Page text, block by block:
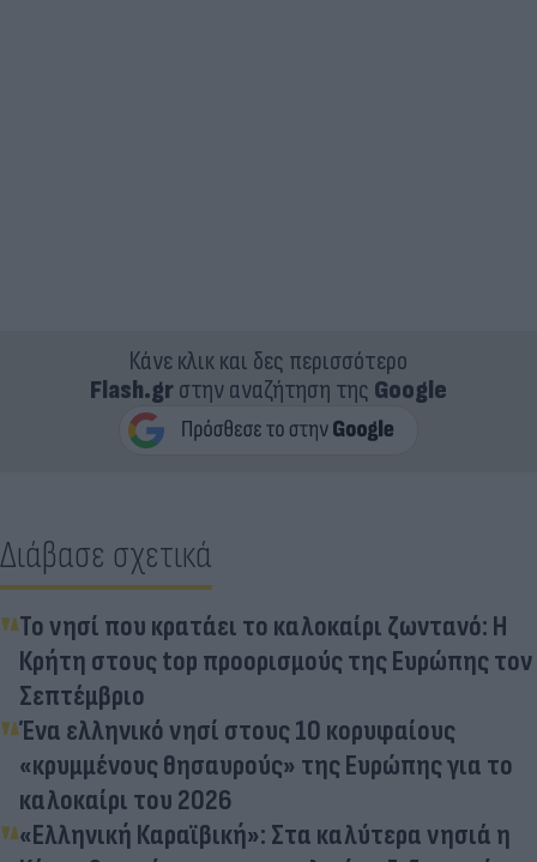
Κάνε κλικ και δες περισσότερο
Flash.grστην αναζήτηση της Google
Διάβασε σχετικά
Το νησί που κρατάει το καλοκαίρι ζωντανό: Η
Κρήτη στους top προορισμούς της Ευρώπης τον
Σεπτέμβριο
Ένα ελληνικό νησί στους 10 κορυφαίους
«κρυμμένους θησαυρούς» της Ευρώπης για το
καλοκαίρι του 2026
«Ελληνική Καραϊβική»: Στα καλύτερα νησιά η